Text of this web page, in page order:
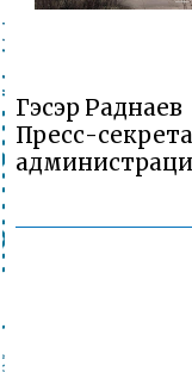
Гэсэр Раднаев
Пресс-